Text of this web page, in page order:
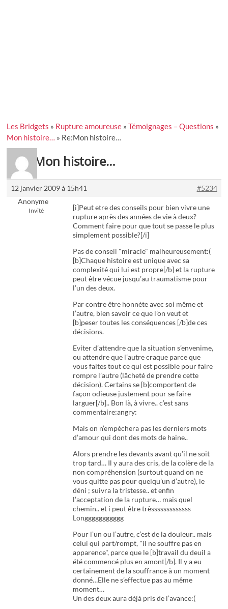
Les Bridgets » Rupture amoureuse »Témoignages – Questions »
Mon histoire… » Re:Mon histoire…
Re:Mon histoire…
12 janvier 2009 à 15h41
#5234
Anonyme
Invité
[i]Peut etre des conseils pour bien vivre une
rupture après des années de vie à deux?
Comment faire pour que tout se passe le plus
simplement possible?[/i]
Pas de conseil "miracle" malheureusement:(
[b]Chaque histoire est unique avec sa
complexité qui lui est propre[/b] et la rupture
peut être vécue jusqu’au traumatisme pour
l’un des deux.
Par contre être honnète avec soi même et
l’autre, bien savoir ce que l’on veut et
[b]peser toutes les conséquences [/b]de ces
décisions.
Eviter d’attendre que la situation s’envenime,
ou attendre que l’autre craque parce que
vous faites tout ce qui est possible pour faire
rompre l’autre (lâcheté de prendre cette
décision). Certains se [b]comportent de
façon odieuse justement pour se faire
larguer[/b].. Bon là, à vivre.. c’est sans
commentaire:angry:
Mais on n’empèchera pas les derniers mots
d’amour qui dont des mots de haine..
Alors prendre les devants avant qu’il ne soit
trop tard… Il y aura des cris, de la colère de la
non compréhension (surtout quand on ne
vous quitte pas pour quelqu’un d’autre), le
déni ; suivra la tristesse.. et enfin
l’acceptation de la rupture… mais quel
chemin.. et i peut être trèsssssssssssss
Longgggggggggg
Pour l’un ou l’autre, c’est de la douleur.. mais
celui qui part/rompt, "il ne souffre pas en
apparence", parce que le [b]travail du deuil a
été commencé plus en amont[/b]. Il y a eu
certainement de la souffrance à un moment
donné…Elle ne s’effectue pas au même
moment…
Un des deux aura déjà pris de l’avance:(